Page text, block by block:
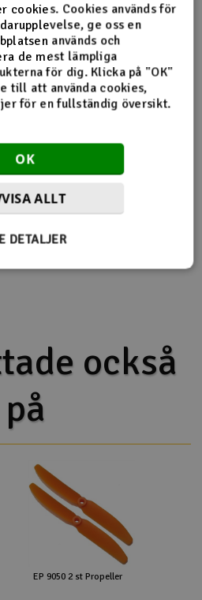
också
på
EP 9050 2 st Propeller
cookies. Cookies används för
ge oss en
används och
de mest lämpliga
för dig. Klicka på "OK"
till att använda cookies,
för en fullständig översikt.
OK
ALLT
DETALJER